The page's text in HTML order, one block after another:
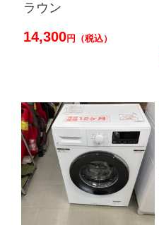
ラウン
14,300円（税込）